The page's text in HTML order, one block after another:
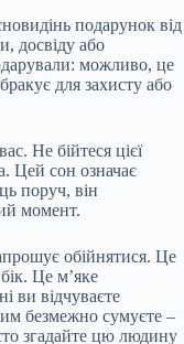
подарунок від
досвіду або
можливо, це
для захисту або
Не бійтеся цієї
Цей сон означає
поруч, він
момент.
обійнятися. Це
Це м’яке
ви відчуваєте
безмежно сумуєте –
згадайте цю людину